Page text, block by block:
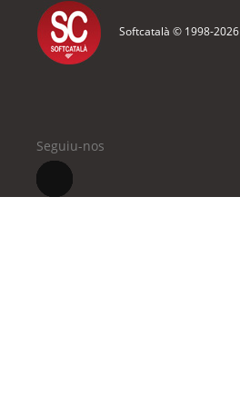
Softcatalà © 1998-2026
Seguiu-nos